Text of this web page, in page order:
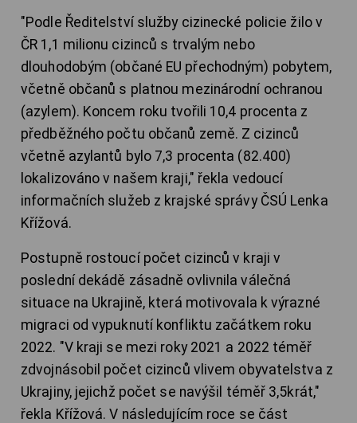
"Podle Ředitelství služby cizinecké policie žilo v
ČR 1,1 milionu cizinců s trvalým nebo
dlouhodobým (občané EU přechodným) pobytem,
včetně občanů s platnou mezinárodní ochranou
(azylem). Koncem roku tvořili 10,4 procenta z
předběžného počtu občanů země. Z cizinců
včetně azylantů bylo 7,3 procenta (82.400)
lokalizováno v našem kraji," řekla vedoucí
informačních služeb z krajské správy ČSÚ Lenka
Křížová.
Postupně rostoucí počet cizinců v kraji v
poslední dekádě zásadně ovlivnila válečná
situace na Ukrajině, která motivovala k výrazné
migraci od vypuknutí konfliktu začátkem roku
2022. "V kraji se mezi roky 2021 a 2022 téměř
zdvojnásobil počet cizinců vlivem obyvatelstva z
Ukrajiny, jejichž počet se navýšil téměř 3,5krát,"
řekla Křížová. V následujícím roce se část